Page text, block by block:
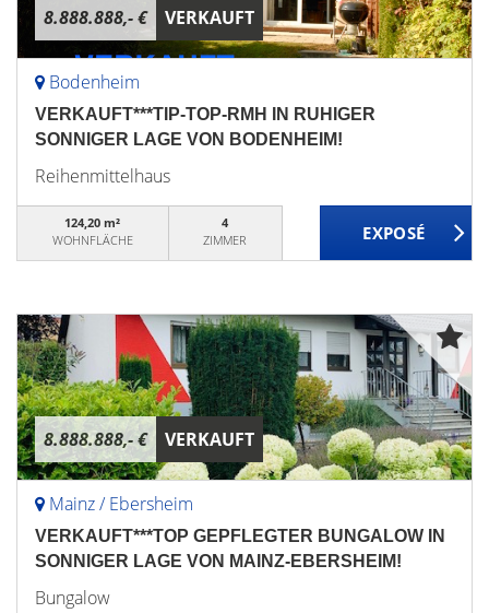
8.888.888,- € VERKAUFT
Bodenheim
VERKAUFT***TIP-TOP-RMH IN RUHIGER
SONNIGER LAGE VON BODENHEIM!
Reihenmittelhaus
124,20 m²
WOHNFLÄCHE
4
ZIMMER
8.888.888,- € VERKAUFT
Mainz / Ebersheim
VERKAUFT***TOP GEPFLEGTER BUNGALOW IN
SONNIGER LAGE VON MAINZ-EBERSHEIM!
Bungalow